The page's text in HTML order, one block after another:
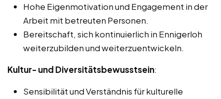
Hohe Eigenmotivation und Engagement in der
Arbeit mit betreuten Personen.
Bereitschaft, sich kontinuierlich in Ennigerloh
weiterzubilden und weiterzuentwickeln.
Kultur- und Diversitätsbewusstsein:
Sensibilität und Verständnis für kulturelle